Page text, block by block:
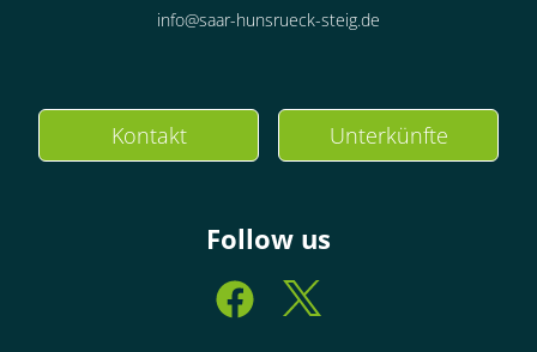
info@saar-hunsrueck-steig.de
Kontakt Unterkünfte
Follow us